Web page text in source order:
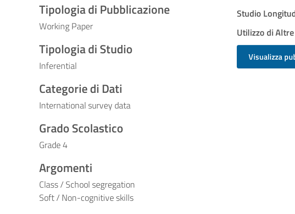
Tipologia di Pubblicazione
Working Paper
Tipologia di Studio
Inferential
Categorie di Dati
International survey data
Grado Scolastico
Grade 4
Argomenti
Class / School segregation
Soft / Non-cognitive skills
Studio
Utilizzo di
Visualizza